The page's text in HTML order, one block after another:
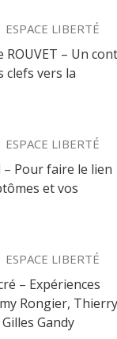
ESPACE LIBERTÉ
ROUVET – Un
clefs vers la
ESPACE LIBERTÉ
– Pour faire le lien
et vos
ESPACE LIBERTÉ
– Expériences
Rongier, Thierry
Gandy